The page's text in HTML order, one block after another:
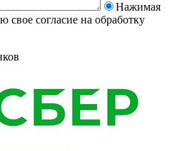
Нажимая
свое согласие на обработку